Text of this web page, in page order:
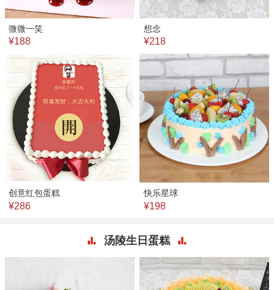
微微一笑
¥188
想念
¥218
创意红包蛋糕
¥286
快乐星球
¥198
汤陵生日蛋糕